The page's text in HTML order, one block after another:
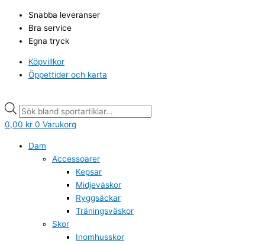
innehåll
Snabba leveranser
Bra service
Egna tryck
Köpvillkor
Öppettider och karta
search
0,00 kr 0 Varukorg
Dam
Accessoarer
Kepsar
Midjeväskor
Ryggsäckar
Träningsväskor
Skor
Inomhusskor
search
Fotbollsstrumpa
Core
mängd